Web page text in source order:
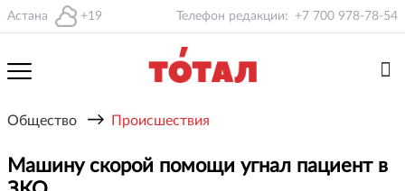
Астана +19 Телефон редакции: +7 700 978-78-54
Общество → Происшествия
Машину скорой помощи угнал пациент в